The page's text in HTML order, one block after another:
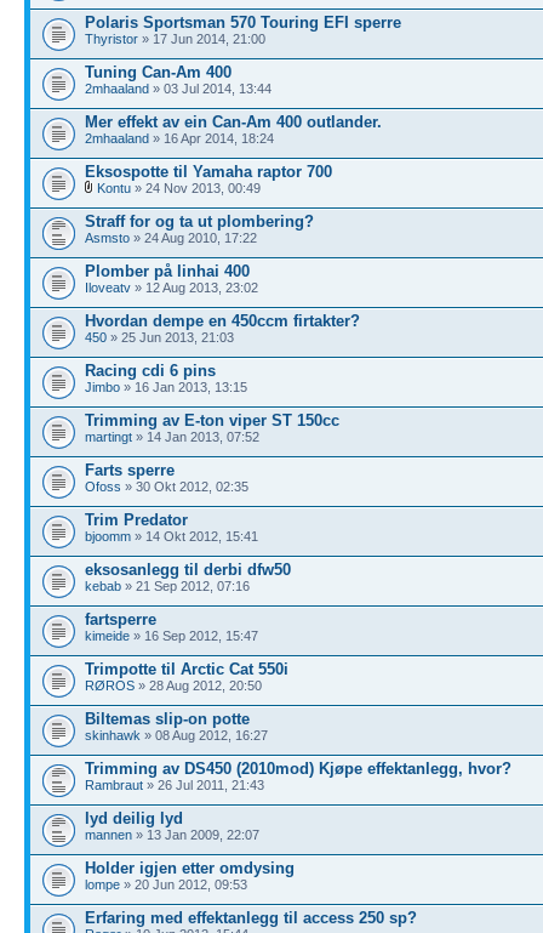
Polaris Sportsman 570 Touring EFI sperre
Thyristor » 17 Jun 2014, 21:00
Tuning Can-Am 400
2mhaaland » 03 Jul 2014, 13:44
Mer effekt av ein Can-Am 400 outlander.
2mhaaland » 16 Apr 2014, 18:24
Eksospotte til Yamaha raptor 700
Kontu » 24 Nov 2013, 00:49
Straff for og ta ut plombering?
Asmsto » 24 Aug 2010, 17:22
Plomber på linhai 400
Iloveatv » 12 Aug 2013, 23:02
Hvordan dempe en 450ccm firtakter?
450 » 25 Jun 2013, 21:03
Racing cdi 6 pins
Jimbo » 16 Jan 2013, 13:15
Trimming av E-ton viper ST 150cc
martingt » 14 Jan 2013, 07:52
Farts sperre
Ofoss » 30 Okt 2012, 02:35
Trim Predator
bjoomm » 14 Okt 2012, 15:41
eksosanlegg til derbi dfw50
kebab » 21 Sep 2012, 07:16
fartsperre
kimeide » 16 Sep 2012, 15:47
Trimpotte til Arctic Cat 550i
RØROS » 28 Aug 2012, 20:50
Biltemas slip-on potte
skinhawk » 08 Aug 2012, 16:27
Trimming av DS450 (2010mod) Kjøpe effektanlegg, hvor?
Rambraut » 26 Jul 2011, 21:43
lyd deilig lyd
mannen » 13 Jan 2009, 22:07
Holder igjen etter omdysing
lompe » 20 Jun 2012, 09:53
Erfaring med effektanlegg til access 250 sp?